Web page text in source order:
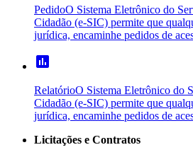
PedidoO Sistema Eletrônico do
Cidadão (e-SIC) permite que
jurídica, encaminhe pedidos de
poll
RelatórioO Sistema Eletrônico do
Cidadão (e-SIC) permite que
jurídica, encaminhe pedidos de
Licitações e Contratos